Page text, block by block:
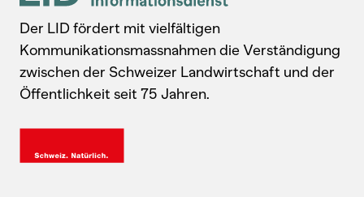
Der LID fördert mit vielfältigen
Kommunikationsmassnahmen die Verständigung
zwischen der Schweizer Landwirtschaft und der
Öffentlichkeit seit 75 Jahren.